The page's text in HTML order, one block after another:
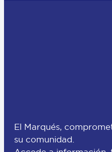
El Marqués,
su comunidad.